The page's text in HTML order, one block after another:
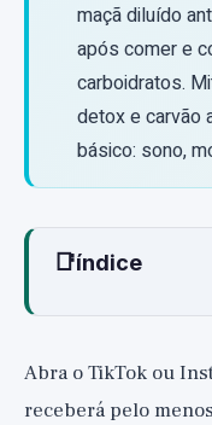
maçã diluído
após comer e
carboidratos.
detox e carvão
básico: sono,
📑índice
🟡
Abra o TikTok ou
receberá pelo